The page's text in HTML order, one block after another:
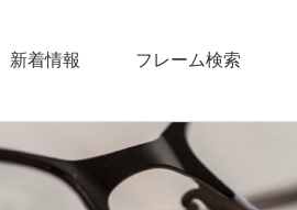
新着情報 フレーム検索